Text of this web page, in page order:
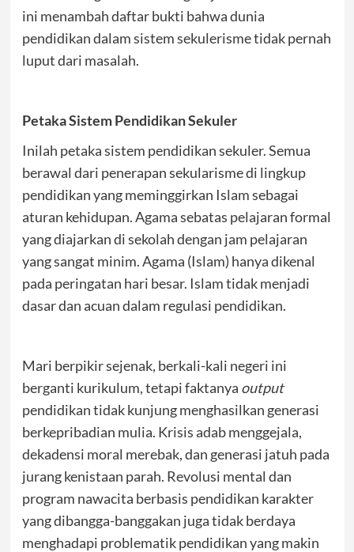
ini menambah daftar bukti bahwa dunia
pendidikan dalam sistem sekulerisme tidak pernah
luput dari masalah.
Petaka Sistem Pendidikan Sekuler
Inilah petaka sistem pendidikan sekuler. Semua
berawal dari penerapan sekularisme di lingkup
pendidikan yang meminggirkan Islam sebagai
aturan kehidupan. Agama sebatas pelajaran formal
yang diajarkan di sekolah dengan jam pelajaran
yang sangat minim. Agama (Islam) hanya dikenal
pada peringatan hari besar. Islam tidak menjadi
dasar dan acuan dalam regulasi pendidikan.
Mari berpikir sejenak, berkali-kali negeri ini
berganti kurikulum, tetapi faktanya output
pendidikan tidak kunjung menghasilkan generasi
berkepribadian mulia. Krisis adab menggejala,
dekadensi moral merebak, dan generasi jatuh pada
jurang kenistaan parah. Revolusi mental dan
program nawacita berbasis pendidikan karakter
yang dibangga-banggakan juga tidak berdaya
menghadapi problematik pendidikan yang makin